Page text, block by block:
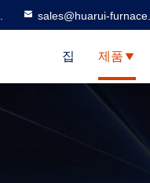
sales@huarui-
집 제품